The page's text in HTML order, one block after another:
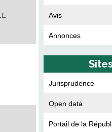
Avis
Annonces
Jurisprudence
Open data
Portail de la